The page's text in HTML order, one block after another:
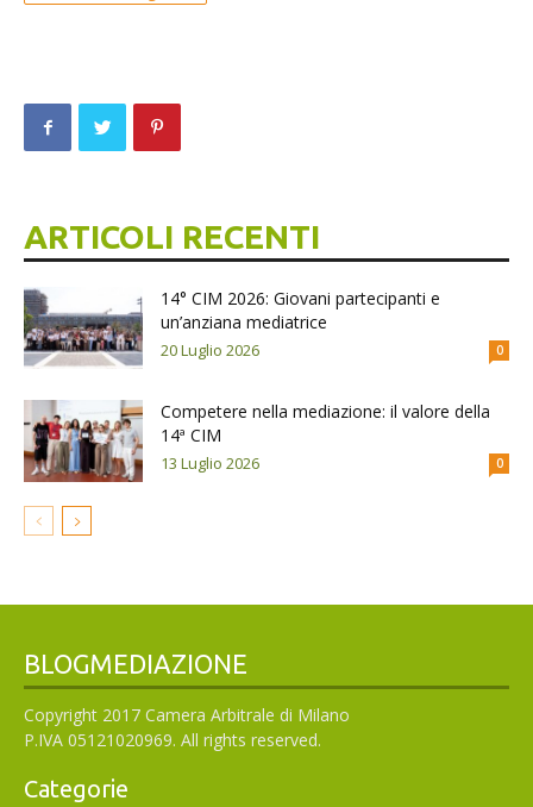
ARTICOLI RECENTI
14° CIM 2026: Giovani partecipanti e
un’anziana mediatrice
20 Luglio 2026 0
Competere nella mediazione: il valore della
14ª CIM
13 Luglio 2026 0
BLOGMEDIAZIONE
Copyright 2017 Camera Arbitrale di Milano
P.IVA 05121020969. All rights reserved.
Categorie